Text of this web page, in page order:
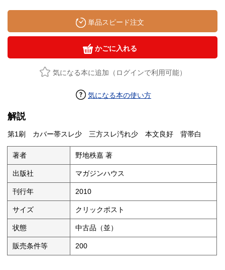
単品スピード注文
かごに入れる
気になる本に追加（ログインで利用可能）
気になる本の使い方
解説
第1刷 カバー帯スレ少 三方スレ汚れ少 本文良好 背帯白
著者 野地秩嘉 著
出版社 マガジンハウス
刊行年 2010
サイズ クリックポスト
状態 中古品（並）
販売条件等 200